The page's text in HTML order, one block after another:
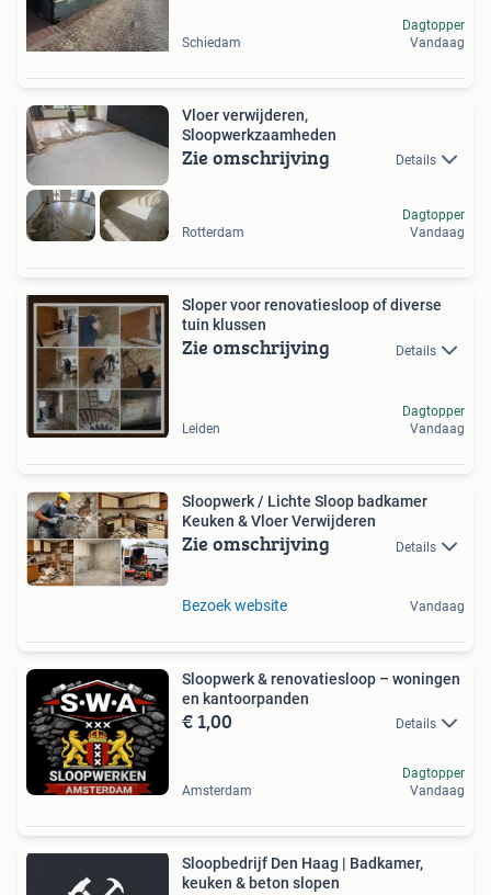
Schiedam
Dagtopper
Vandaag
Vloer verwijderen,
Sloopwerkzaamheden
Zie omschrijving Details
Rotterdam
Dagtopper
Vandaag
Sloper voor renovatiesloop of diverse
tuin klussen
Zie omschrijving Details
Leiden
Dagtopper
Vandaag
Sloopwerk / Lichte Sloop badkamer
Keuken & Vloer Verwijderen
Zie omschrijving Details
Bezoek website Vandaag
Sloopwerk & renovatiesloop – woningen
en kantoorpanden
€ 1,00 Details
Amsterdam
Dagtopper
Vandaag
Sloopbedrijf Den Haag | Badkamer,
keuken & beton slopen